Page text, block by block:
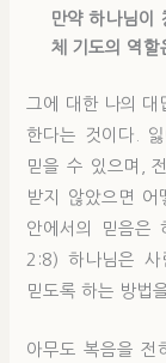
만약 하나님이
체 기도의 역할
그에 대한 나의 대
한다는 것이다.
믿을 수 있으며,
받지 않았으면
안에서의 믿음은
2:8) 하나님은 사
믿도록 하는 방법
아무도 복음을 전